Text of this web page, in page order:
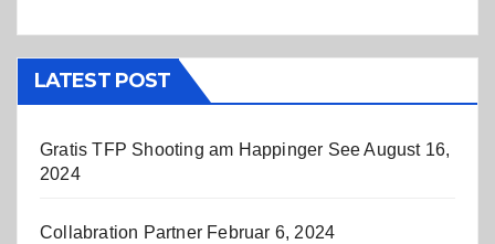
LATEST POST
Gratis TFP Shooting am Happinger See August 16,
2024
Collabration Partner Februar 6, 2024